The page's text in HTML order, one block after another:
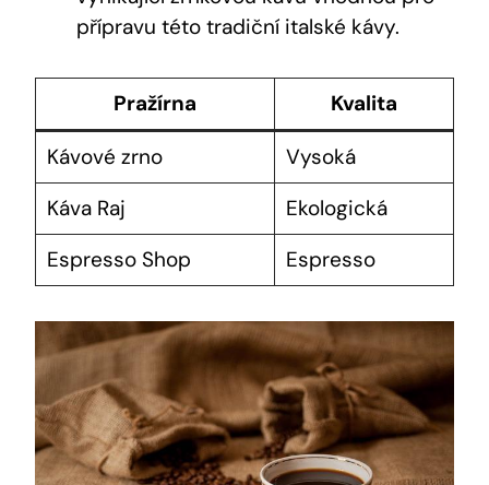
přípravu této tradiční italské kávy.
Pražírna
Kvalita
Kávové zrno
Vysoká
Káva Raj
Ekologická
Espresso Shop
Espresso